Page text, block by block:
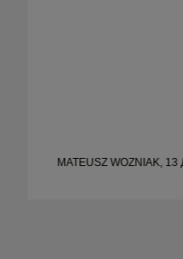
MATEUSZ WOZNIAK,